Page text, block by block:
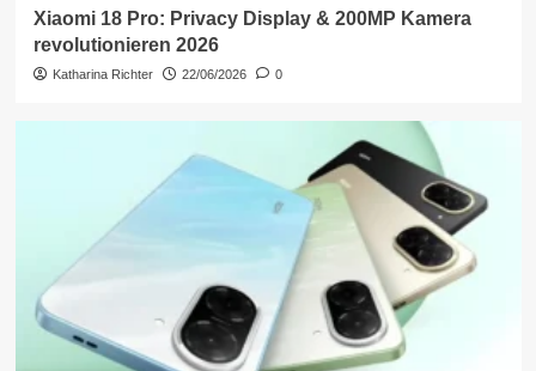
Xiaomi 18 Pro: Privacy Display & 200MP Kamera
revolutionieren 2026
Katharina Richter 22/06/2026 0